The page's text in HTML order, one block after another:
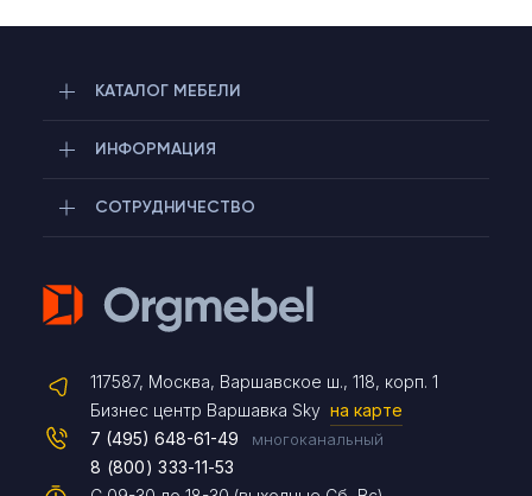
КАТАЛОГ МЕБЕЛИ
ИНФОРМАЦИЯ
СОТРУДНИЧЕСТВО
117587, Москва, Варшавское ш., 118, корп. 1
Бизнес центр Варшавка Sky на карте
7 (495) 648-61-49 многоканальный
8 (800) 333-11-53
Telegram
Max
Чат на сайте